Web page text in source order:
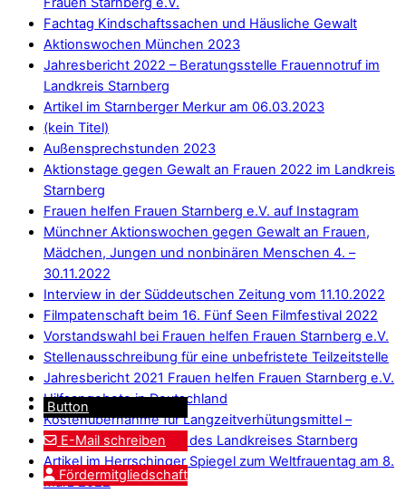
Fachtag Kindschaftssachen und Häusliche Gewalt
Aktionswochen München 2023
Jahresbericht 2022 – Beratungsstelle Frauennotruf im
Landkreis Starnberg
Artikel im Starnberger Merkur am 06.03.2023
(kein Titel)
Außensprechstunden 2023
Aktionstage gegen Gewalt an Frauen 2022 im Landkreis
Starnberg
Frauen helfen Frauen Starnberg e.V. auf Instagram
Münchner Aktionswochen gegen Gewalt an Frauen,
Mädchen, Jungen und nonbinären Menschen 4. –
30.11.2022
Interview in der Süddeutschen Zeitung vom 11.10.2022
Filmpatenschaft beim 16. Fünf Seen Filmfestival 2022
Vorstandswahl bei Frauen helfen Frauen Starnberg e.V.
Stellenausschreibung für eine unbefristete Teilzeitstelle
Jahresbericht 2021 Frauen helfen Frauen Starnberg e.V.
Hilfsangebote in Deutschland
Kostenübernahme für Langzeitverhütungsmittel –
Verhütungsmittelfonds des Landkreises Starnberg
Artikel im Herrschinger Spiegel zum Weltfrauentag am 8.
März 2022
Button
E-Mail schreiben
Fördermitgliedschaft